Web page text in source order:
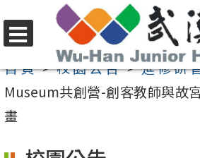
至
要
內
選
單
首頁>校園公告>進修研
Museum共創營-創客教師與故
畫